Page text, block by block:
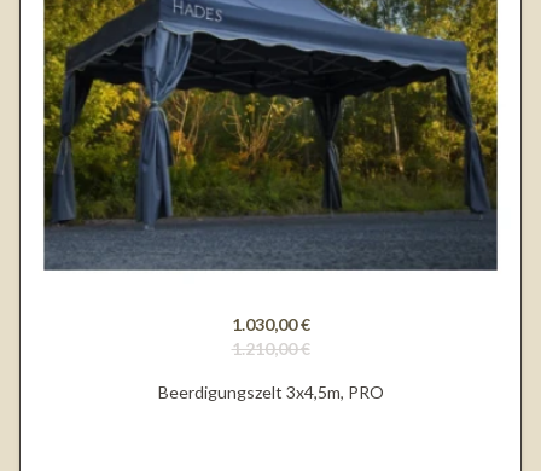
1.030,00 €
1.210,00 €
Beerdigungszelt 3x4,5m, PRO